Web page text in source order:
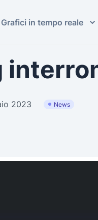
Grafici in tempo reale
2023 News